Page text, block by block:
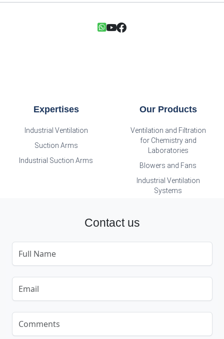
Expertises
Industrial Ventilation
Suction Arms
Industrial Suction Arms
Our Products
Ventilation and Filtration
for Chemistry and
Laboratories
Blowers and Fans
Industrial Ventilation
Systems
Contact us